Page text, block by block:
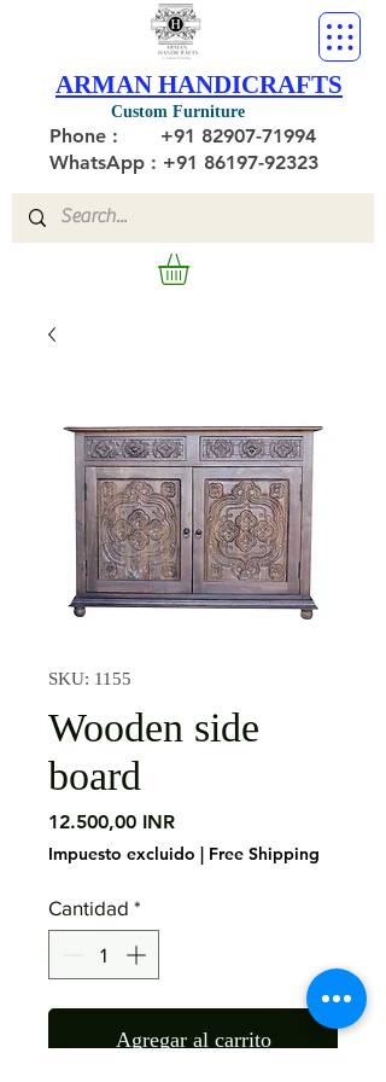
Custom Furniture
ARMAN HANDICRAFTS
Phone : +91 82907-71994
WhatsApp : +91 86197-92323
SKU: 1155
Wooden side
board
12.500,00 INRPrecio
Impuesto excluido | Free Shipping
Cantidad *
Agregar al carrito